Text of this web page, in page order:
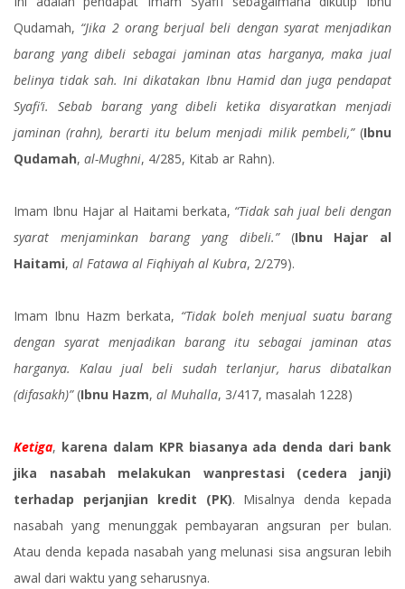
Qudamah, “Jika 2 orang berjual beli dengan syarat menjadikan
barang yang dibeli sebagai jaminan atas harganya, maka jual
belinya tidak sah. Ini dikatakan Ibnu Hamid dan juga pendapat
Syafi’i. Sebab barang yang dibeli ketika disyaratkan menjadi
jaminan (rahn), berarti itu belum menjadi milik pembeli,”(Ibnu
Qudamah, al-Mughni, 4/285, Kitab ar Rahn).
Imam Ibnu Hajar al Haitami berkata, “Tidak sah jual beli dengan
syarat menjaminkan barang yang dibeli.”(Ibnu Hajar al
Haitami, al Fatawa al Fiqhiyah al Kubra, 2/279).
Imam Ibnu Hazm berkata, “Tidak boleh menjual suatu barang
dengan syarat menjadikan barang itu sebagai jaminan atas
harganya. Kalau jual beli sudah terlanjur, harus dibatalkan
(difasakh)”(Ibnu Hazm, al Muhalla, 3/417, masalah 1228)
Ketiga, karena dalam KPR biasanya ada denda dari bank
jika nasabah melakukan wanprestasi (cedera janji)
terhadap perjanjian kredit (PK). Misalnya denda kepada
nasabah yang menunggak pembayaran angsuran per bulan.
Atau denda kepada nasabah yang melunasi sisa angsuran lebih
awal dari waktu yang seharusnya.